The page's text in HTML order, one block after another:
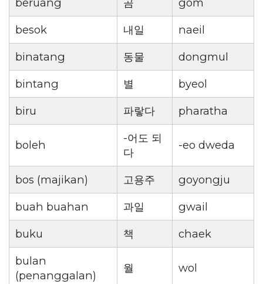
besok
내일
naeil
binatang
동물
dongmul
bintang
별
byeol
biru
파랗다 pharatha
boleh
-어도 되
다
-eo dweda
bos (majikan) 고용주
goyongju
buah buahan
과일
gwail
buku
책
chaek
bulan
(penanggalan)
월 wol